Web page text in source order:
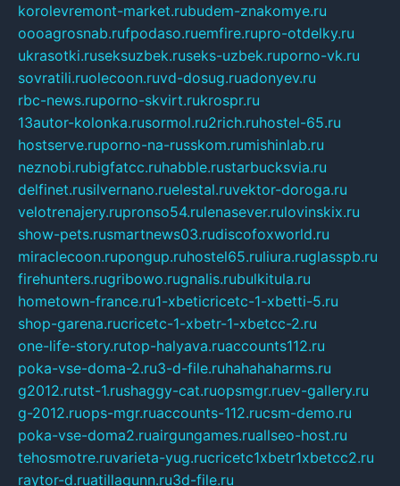
korolevremont-market.rubudem-znakomye.ru
oooagrosnab.rufpodaso.ruemfire.rupro-otdelky.ru
ukrasotki.ruseksuzbek.ruseks-uzbek.ruporno-vk.ru
sovratili.ruolecoon.ruvd-dosug.ruadonyev.ru
rbc-news.ruporno-skvirt.rukrospr.ru
13autor-kolonka.rusormol.ru2rich.ruhostel-65.ru
hostserve.ruporno-na-russkom.rumishinlab.ru
neznobi.rubigfatcc.ruhabble.rustarbucksvia.ru
delfinet.rusilvernano.ruelestal.ruvektor-doroga.ru
velotrenajery.rupronso54.rulenasever.rulovinskix.ru
show-pets.rusmartnews03.rudiscofoxworld.ru
miraclecoon.rupongup.ruhostel65.ruliura.ruglasspb.ru
firehunters.rugribowo.rugnalis.rubulkitula.ru
hometown-france.ru1-xbeticricetc-1-xbetti-5.ru
shop-garena.rucricetc-1-xbetr-1-xbetcc-2.ru
one-life-story.rutop-halyava.ruaccounts112.ru
poka-vse-doma-2.ru3-d-file.ruhahahaharms.ru
g2012.rutst-1.rushaggy-cat.ruopsmgr.ruev-gallery.ru
g-2012.ruops-mgr.ruaccounts-112.rucsm-demo.ru
poka-vse-doma2.ruairgungames.ruallseo-host.ru
tehosmotre.ruvarieta-yug.rucricetc1xbetr1xbetcc2.ru
raytor-d.ruatillagunn.ru3d-file.ru